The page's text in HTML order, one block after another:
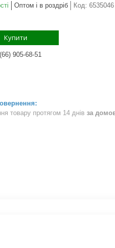
Оптом і в роздріб Код: 6535046
Купити
905-68-51
товару протягом 14 днів за